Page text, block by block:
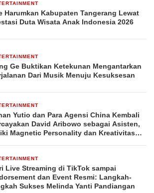
Harumkan Kabupaten Tangerang Lewat
Duta Wisata Anak Indonesia 2026
Ge Buktikan Ketekunan Mengantarkan
Dari Musik Menuju Kesuksesan
Yutio dan Para Agensi China Kembali
David Aribowo sebagai Asisten,
Magnetic Personality dan Kreativitas
Live Streaming di TikTok sampai
dan Event Resmi: Langkah-
Sukses Melinda Yanti Pandiangan